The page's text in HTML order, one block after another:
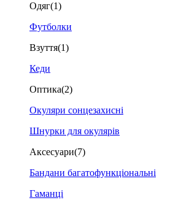
Одяг(1)
Футболки
Взуття(1)
Кеди
Оптика(2)
Окуляри сонцезахисні
Шнурки для окулярів
Аксесуари(7)
Бандани багатофункціональні
Гаманці